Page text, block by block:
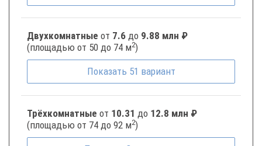
Двухкомнатные от 7.6 до 9.88 млн ₽
(площадью от 50 до 74 м2)
Показать 51 вариант
Трёхкомнатные от 10.31 до 12.8 млн ₽
(площадью от 74 до 92 м2)